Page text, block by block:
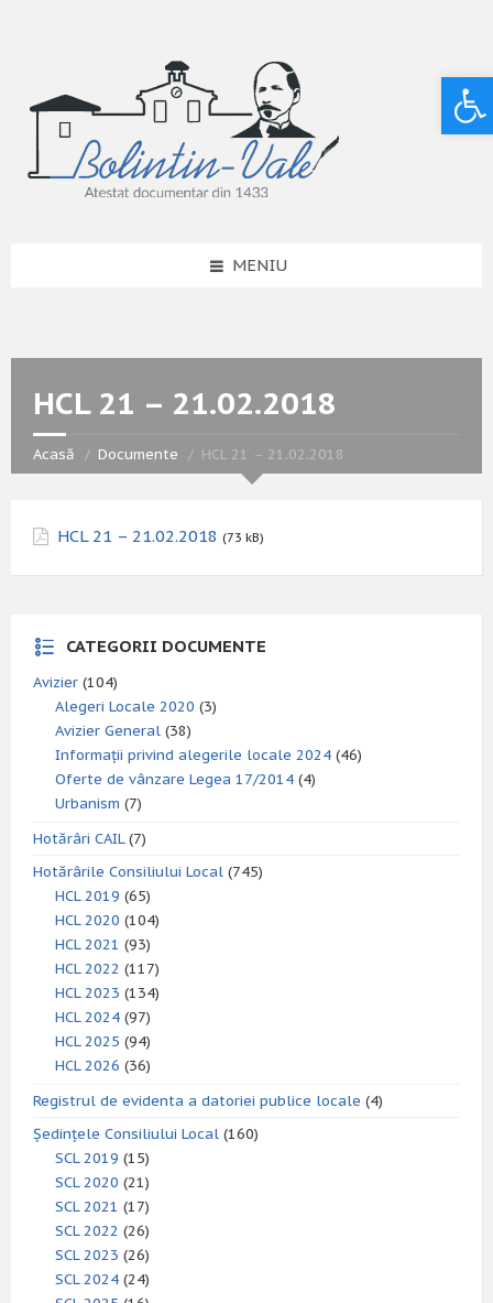
MENIU
HCL 21 – 21.02.2018
Acasă Documente HCL 21 – 21.02.2018
HCL 21 – 21.02.2018 (73 kB)
CATEGORII DOCUMENTE
Avizier (104)
Alegeri Locale 2020 (3)
Avizier General (38)
Informații privind alegerile locale 2024 (46)
Oferte de vânzare Legea 17/2014 (4)
Urbanism (7)
Hotărâri CAIL(7)
Hotărârile Consiliului Local (745)
HCL 2019 (65)
HCL 2020 (104)
HCL 2021 (93)
HCL 2022 (117)
HCL 2023 (134)
HCL 2024 (97)
HCL 2025 (94)
HCL 2026 (36)
Registrul de evidenta a datoriei publice locale (4)
Ședințele Consiliului Local (160)
SCL 2019 (15)
SCL 2020 (21)
SCL 2021 (17)
SCL 2022 (26)
SCL 2023 (26)
SCL 2024 (24)
Deschide bara de unelte